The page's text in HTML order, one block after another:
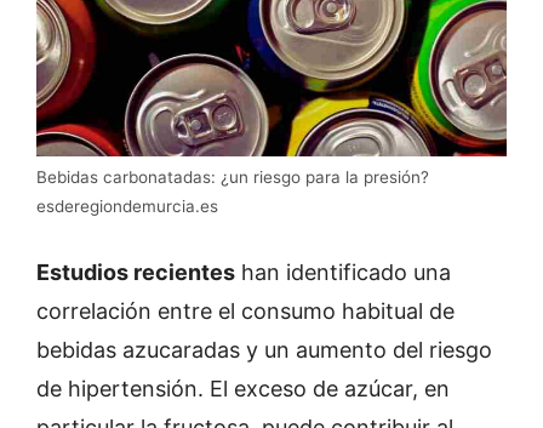
Bebidas carbonatadas: ¿un riesgo para la presión?
esderegiondemurcia.es
Estudios recientes han identificado una
correlación entre el consumo habitual de
bebidas azucaradas y un aumento del riesgo
de hipertensión. El exceso de azúcar, en